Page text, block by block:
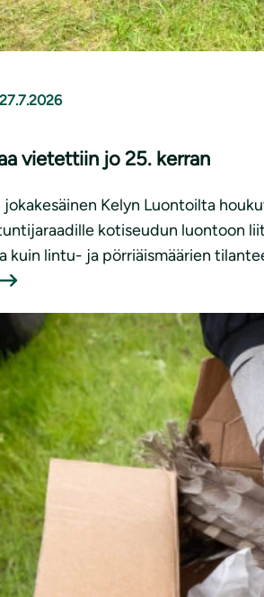
27.7.2026
vietettiin jo 25. kerran
Kelyn Luontoilta
kotiseudun luontoon
kuin lintu- ja pörriäismäärien